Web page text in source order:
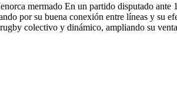
mermado En un partido disputado
por su buena conexión entre líneas y su
colectivo y dinámico, ampliando su